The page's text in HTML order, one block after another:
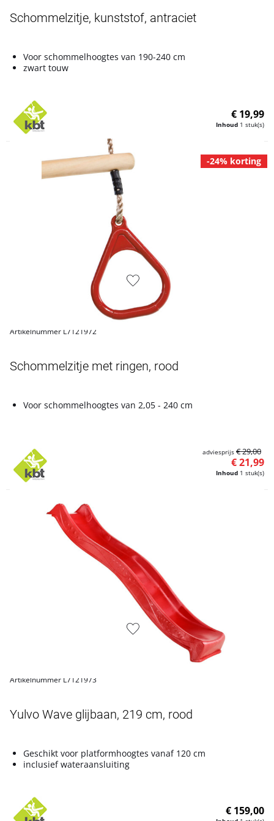
Schommelzitje, kunststof, antraciet
Voor schommelhoogtes van 190-240 cm
zwart touw
Inhoud 1 stuk(s)
€ 19,99
-24% korting
Artikelnummer L7121972
Schommelzitje met ringen, rood
Voor schommelhoogtes van 2,05 - 240 cm
Inhoud 1 stuk(s)
€ 21,99
adviesprijs € 29,00
Artikelnummer L7121973
Yulvo Wave glijbaan, 219 cm, rood
Geschikt voor platformhoogtes vanaf 120 cm
inclusief wateraansluiting
€ 159,00